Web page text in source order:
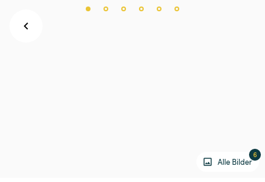
Alle Bilder
6